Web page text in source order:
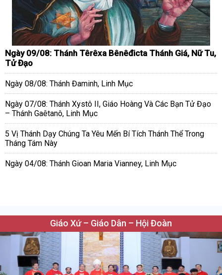
Ngày 09/08: Thánh Têrêxa Bênêđicta Thánh Giá, Nữ Tu,
Tử Đạo
Ngày 08/08: Thánh Đaminh, Linh Mục
Ngày 07/08: Thánh Xystô II, Giáo Hoàng Và Các Bạn Tử Đạo
– Thánh Gaêtanô, Linh Mục
5 Vị Thánh Dạy Chúng Ta Yêu Mến Bí Tích Thánh Thể Trong
Tháng Tám Này
Ngày 04/08: Thánh Gioan Maria Vianney, Linh Mục
Giáo Xứ – Giáo Dân – Hội Đoàn